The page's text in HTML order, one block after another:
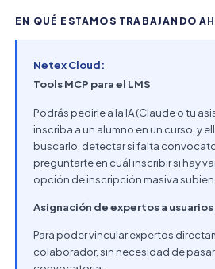
EN QUÉ ESTAMOS TRABAJANDO
Netex Cloud:
Tools MCP para el LMS
Podrás pedirle a la IA (Claude o tu
inscriba a un alumno en un curso, y
buscarlo, detectar si falta
preguntarte en cuál inscribir si hay
opción de inscripción masiva
Asignación de expertos a usuarios
Para poder vincular expertos
colaborador, sin necesidad de